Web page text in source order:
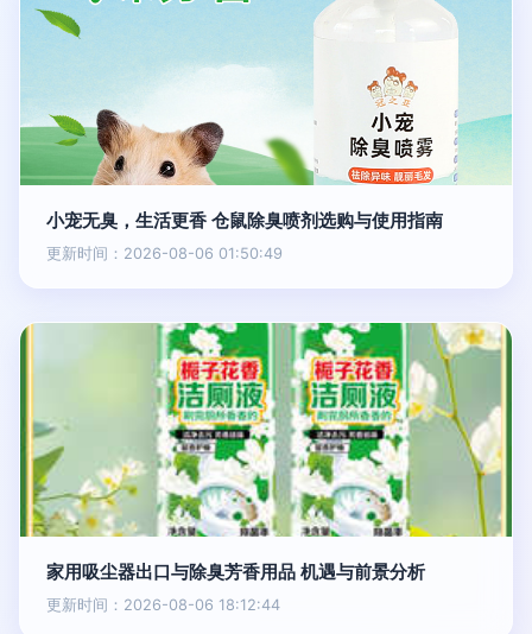
小宠无臭，生活更香 仓鼠除臭喷剂选购与使用指南
更新时间：2026-08-06 01:50:49
家用吸尘器出口与除臭芳香用品 机遇与前景分析
更新时间：2026-08-06 18:12:44